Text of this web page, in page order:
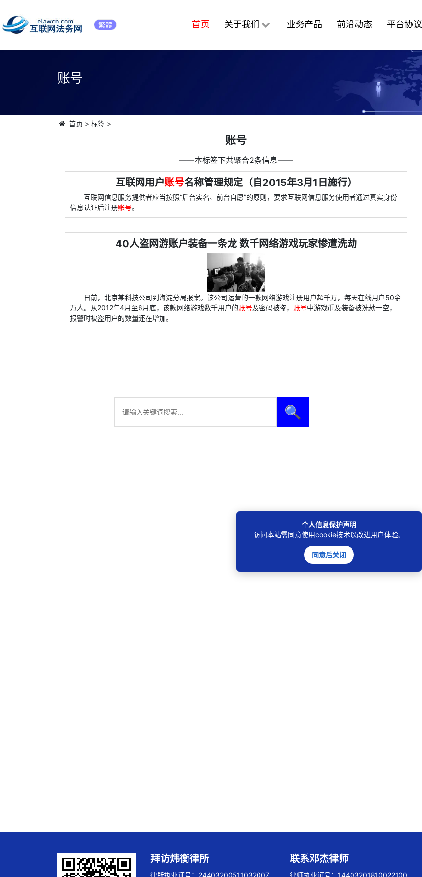
繁體 首页 关于我们 业务产品 前沿动态 平台协议
账号
首页 > 标签>
账号
――本标签下共聚合2条信息――
互联网用户账号名称管理规定（自2015年3月1日施行）
互联网信息服务提供者应当按照“后台实名、前台自愿”的原则，要求互联网信息服务使用者通过真实身份
信息认证后注册账号。
40人盗网游账户装备一条龙 数千网络游戏玩家惨遭洗劫
日前，北京某科技公司到海淀分局报案。该公司运营的一款网络游戏注册用户超千万，每天在线用户50余
万人。从2012年4月至6月底，该款网络游戏数千用户的账号及密码被盗， 账号中游戏币及装备被洗劫一空，
报警时被盗用户的数量还在增加。
🔍
拜访炜衡律所
律所执业证号：24403200511032007
联系邓杰律师
律师执业证号：14403201810022100
个人信息保护声明
访问本站需同意使用cookie技术以改进用户体验。
同意后关闭